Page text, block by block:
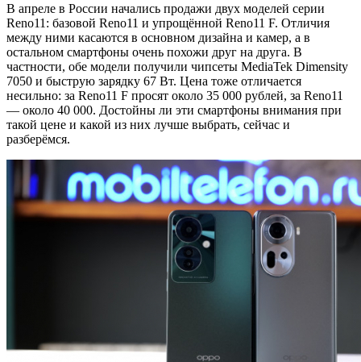
В апреле в России начались продажи двух моделей серии
Reno11: базовой Reno11 и упрощённой Reno11 F. Отличия
между ними касаются в основном дизайна и камер, а в
остальном смартфоны очень похожи друг на друга. В
частности, обе модели получили чипсеты MediaTek Dimensity
7050 и быструю зарядку 67 Вт. Цена тоже отличается
несильно: за Reno11 F просят около 35 000 рублей, за Reno11
— около 40 000. Достойны ли эти смартфоны внимания при
такой цене и какой из них лучше выбрать, сейчас и
разберёмся.